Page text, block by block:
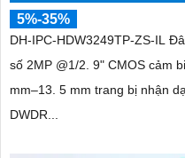
5%-35%
DH-IPC-HDW3249TP-ZS-IL
số 2MP @1/2. 9" CMOS cảm
mm–13. 5 mm trang bị nhận dạng người chống ngược sáng
DWDR...